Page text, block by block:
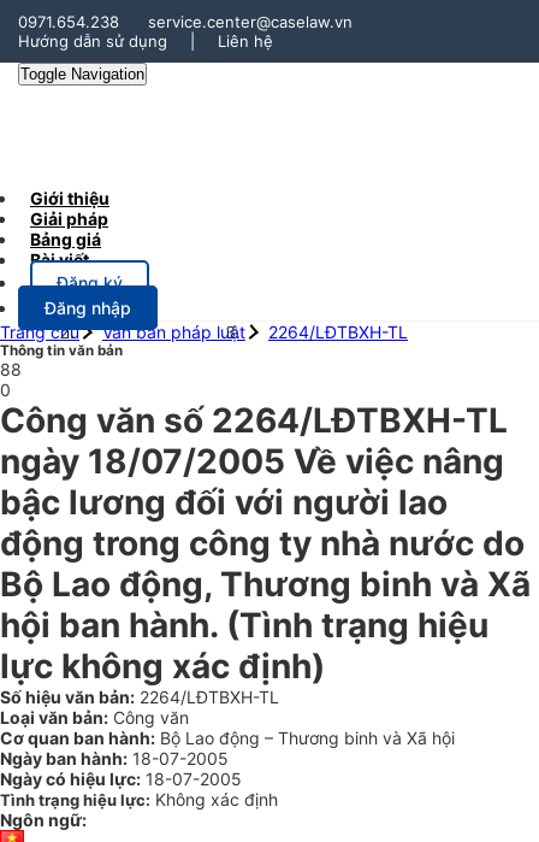
0971.654.238
service.center@caselaw.vn
Hướng dẫn sử dụng
Liên hệ
Toggle Navigation
Giới thiệu
Giải pháp
Bảng giá
Bài viết
Đăng ký
Đăng nhập
Trang chủ
Văn bản pháp luật 2264/LĐTBXH-TL
Thông tin văn bản
88
0
Công văn số 2264/LĐTBXH-TL
ngày 18/07/2005 Về việc nâng
bậc lương đối với người lao
động trong công ty nhà nước do
Bộ Lao động, Thương binh và Xã
hội ban hành. (Tình trạng hiệu
lực không xác định)
Số hiệu văn bản: 2264/LĐTBXH-TL
Loại văn bản: Công văn
Cơ quan ban hành: Bộ Lao động – Thương binh và Xã hội
Ngày ban hành: 18-07-2005
Ngày có hiệu lực: 18-07-2005
Tình trạng hiệu lực: Không xác định
Ngôn ngữ: